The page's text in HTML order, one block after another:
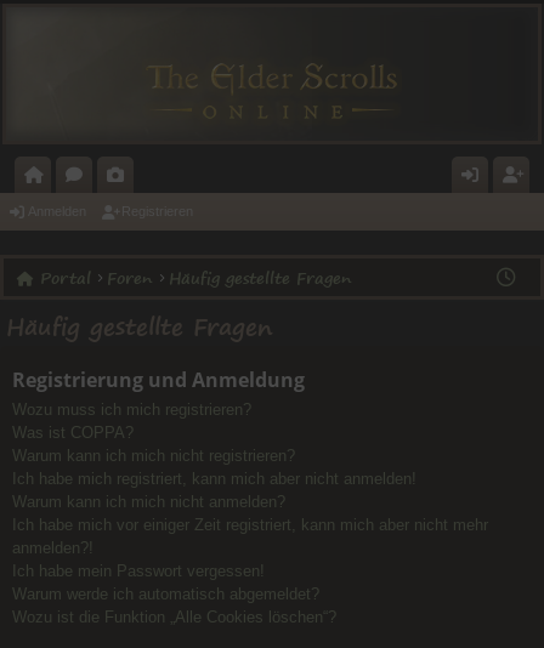
O
T
A
E
N
A
E
RI
ST
Anmelden Registrieren
Portal Foren Häufig gestellte Fragen
Häufig gestellte Fragen
Registrierung und Anmeldung
Wozu muss ich mich registrieren?
Was ist COPPA?
Warum kann ich mich nicht registrieren?
Ich habe mich registriert, kann mich aber nicht anmelden!
Warum kann ich mich nicht anmelden?
Ich habe mich vor einiger Zeit registriert, kann mich aber nicht mehr
anmelden?!
Ich habe mein Passwort vergessen!
Warum werde ich automatisch abgemeldet?
Wozu ist die Funktion „Alle Cookies löschen“?